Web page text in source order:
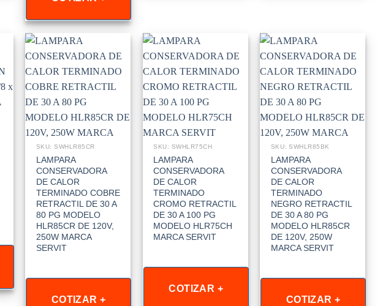
SKU: SWHLR85CR
LAMPARA
CONSERVADORA
DE CALOR
TERMINADO COBRE
RETRACTIL DE 30 A
80 PG MODELO
HLR85CR DE 120V,
250W MARCA
SERVIT
COTIZAR +
SKU: SWHLR75CH
LAMPARA
CONSERVADORA
DE CALOR
TERMINADO
CROMO RETRACTIL
DE 30 A 100 PG
MODELO HLR75CH
MARCA SERVIT
COTIZAR +
SKU: SWHLR85BK
LAMPARA
CONSERVADORA
DE CALOR
TERMINADO
NEGRO RETRACTIL
DE 30 A 80 PG
MODELO HLR85CR
DE 120V, 250W
MARCA SERVIT
COTIZAR +